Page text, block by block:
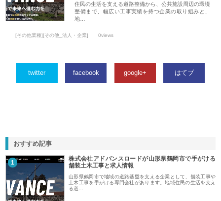
住民の生活を支える道路整備から、公共施設周辺の環境
整備まで、幅広い工事実績を持つ企業の取り組みと、
地…
[その他業種][その他_法人・企業] 0views
twitter facebook google+ はてブ
おすすめ記事
1
株式会社アドバンスロードが山形県鶴岡市で手がける
舗装土木工事と求人情報
山形県鶴岡市で地域の道路基盤を支える企業として、舗装工事や
土木工事を手がける専門会社があります。地域住民の生活を支え
る道…